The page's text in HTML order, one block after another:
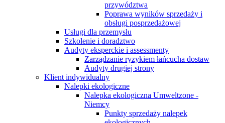
przywództwa
Poprawa wyników sprzedaży i
obsługi posprzedażowej
Usługi dla przemysłu
Szkolenie i doradztwo
Audyty eksperckie i assessmenty
Zarządzanie ryzykiem łańcucha dostaw
Audyty drugiej strony
Klient indywidualny
Nalepki ekologiczne
Nalepka ekologiczna Umweltzone -
Niemcy
Punkty sprzedaży nalepek